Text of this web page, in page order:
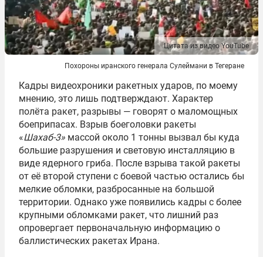
Цитата из видео YouTube
Похороны иранского генерала Сулеймани в Тегеране
Кадры видеохроники ракетных ударов, по моему
мнению, это лишь подтверждают. Характер
полёта ракет, разрывы — говорят о маломощных
боеприпасах. Взрыв боеголовки ракеты
«Шахаб-3» массой около 1 тонны вызвал бы куда
большие разрушения и световую инсталляцию в
виде ядерного гриба. После взрыва такой ракеты
от её второй ступени с боевой частью остались бы
мелкие обломки, разбросанные на большой
территории. Однако уже появились кадры с более
крупными обломками ракет, что лишний раз
опровергает первоначальную информацию о
баллистических ракетах Ирана.